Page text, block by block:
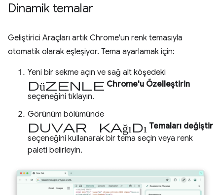
Dinamik temalar
Geliştirici Araçları artık Chrome'un renk temasıyla
otomatik olarak eşleşiyor. Tema ayarlamak için:
Yeni bir sekme açın ve sağ alt köşedeki
Düzenle Chrome'u Özelleştirin
seçeneğini tıklayın.
Görünüm bölümünde
duvar kağıdı Temaları değiştir
seçeneğini kullanarak bir tema seçin veya renk
paleti belirleyin.